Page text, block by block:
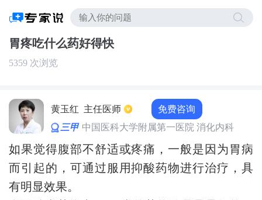
胃疼吃什么药好得快
5359 次浏览
黄玉红 主任医师 免费咨询
三甲 中国医科大学附属第一医院 消化内科
如果觉得腹部不舒适或疼痛，一般是因为胃病
而引起的，可通过服用抑酸药物进行治疗，具
有明显效果。